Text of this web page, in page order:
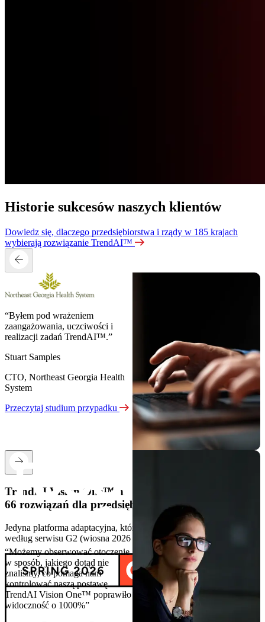
Historie sukcesów naszych klientów
Dowiedz się, dlaczego przedsiębiorstwa i rządy w 185 krajach
wybierają rozwiązanie TrendAI™
“Byłem pod wrażeniem
zaangażowania, uczciwości i
realizacji zadań TrendAI™.”
Stuart Samples
CTO, Northeast Georgia Health
System
Przeczytaj studium przypadku
“Możemy obserwować otoczenie
w sposób, jakiego dotąd nie
znaliśmy, co pomaga nam
kontrolować naszą postawę.
TrendAI Vision One™ poprawiło
widoczność o 1000%”
TrendAI Vision One™ na pierwszym miejscu wśród
66 rozwiązań dla przedsiębiorstw
Jedyna platforma adaptacyjna, którą klienci tak bardzo chwalą,
według serwisu G2 (wiosna 2026 r.).